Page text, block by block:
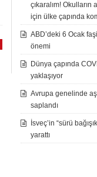
çıkaralım! Okulların
için ülke çapında
ABD’deki 6 Ocak
önemi
Dünya çapında
yaklaşıyor
Avrupa genelinde
saplandı
İsveç’in “sürü
yarattı